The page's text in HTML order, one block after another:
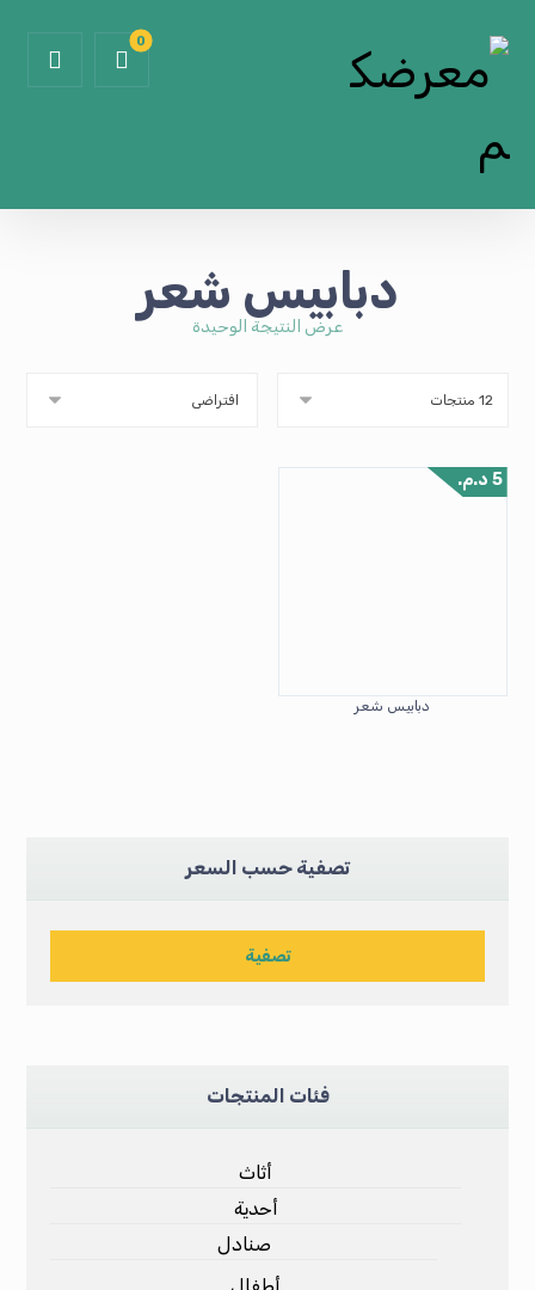
دبابيس شعر
عرض النتيجة الوحيدة
دبابيس شعر
5 د.م.
تصفية حسب السعر
تصفية
فئات المنتجات
أثاث
أحدية
صنادل
أطفال